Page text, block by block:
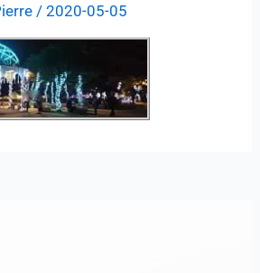
/2020-05-05